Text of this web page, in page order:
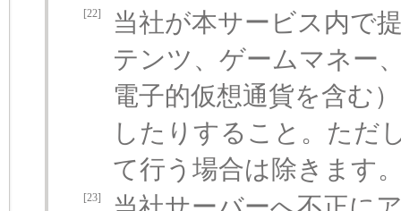
[22]
当社が本サービス内で
テンツ、ゲームマネー
電子的仮想通貨を含む
したりすること。ただ
て行う場合は除きます
[23]